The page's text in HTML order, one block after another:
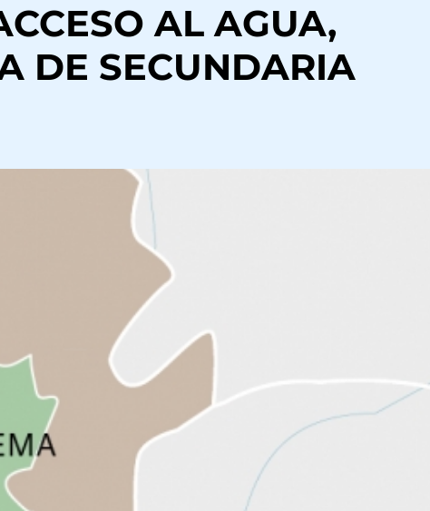
AL AGUA,
DE SECUNDARIA